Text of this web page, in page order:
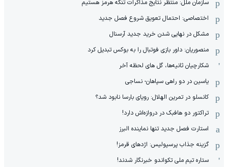
سازمان ملل: منتظر نتایج مذاکرات تنگه هرمز هستیم
اختصاصی: احتمال تعویق شروع فصل جدید
مشکل در نهایی شدن خرید جدید آرسنال
منصوریان: داور بازی فوتبال را به بوکس تبدیل کرد
شکارچیان ثانیه‌ها، گل های لحظه آخر
یاسین در دو راهی سپاهان- نساجی
کانسلو در تمرین الهلال: رویای بارسا نابود شد؟
تراکتور دو هافبک در دروازه‌اش دارد!
استارت فصل جدید تنها نماینده البرز
گزینه جذاب پرسپولیس: اژدهای قرمز!
ستاره تیم ملی تکواندو خبرنگار شدند!